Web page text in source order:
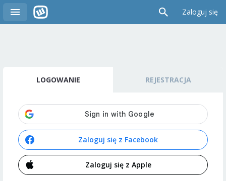
Zaloguj się
LOGOWANIE REJESTRACJA
Zaloguj się z Facebook
Zaloguj się z Apple